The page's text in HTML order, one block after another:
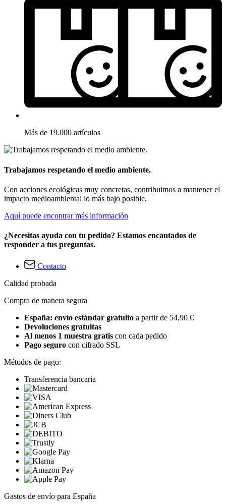
Más de 19.000 artículos
Trabajamos respetando el medio ambiente.
Con acciones ecológicas muy concretas, contribuimos a mantener el
impacto medioambiental lo más bajo posible.
Aquí puede encontrar más información
¿Necesitas ayuda con tu pedido? Estamos encantados de
responder a tus preguntas.
Contacto
Calidad probada
Compra de manera segura
España: envío estándar gratuito a partir de 54,90 €
Devoluciones gratuitas
Al menos 1 muestra gratis con cada pedido
Pago seguro con cifrado SSL
Métodos de pago:
Transferencia bancaria
Gastos de envío para España